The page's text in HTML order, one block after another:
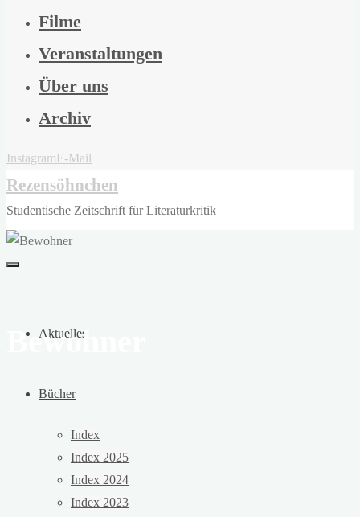
Filme
Veranstaltungen
Über uns
Archiv
InstagramE-Mail
Rezensöhnchen
Studentische Zeitschrift für Literaturkritik
Aktuelles
Bücher
Index
Index 2025
Index 2024
Index 2023
Bewohner